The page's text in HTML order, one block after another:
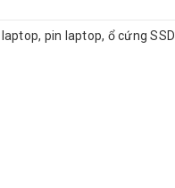
pin laptop, ổ cứng SSD